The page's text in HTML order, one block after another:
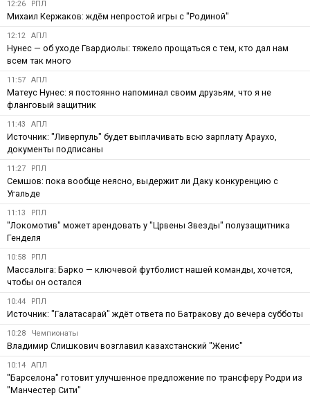
12:26 РПЛ
Михаил Кержаков: ждём непростой игры с "Родиной"
12:12 АПЛ
Нунес — об уходе Гвардиолы: тяжело прощаться с тем, кто дал нам
всем так много
11:57 АПЛ
Матеус Нунес: я постоянно напоминал своим друзьям, что я не
фланговый защитник
11:43 АПЛ
Источник: "Ливерпуль" будет выплачивать всю зарплату Араухо,
документы подписаны
11:27 РПЛ
Семшов: пока вообще неясно, выдержит ли Даку конкуренцию с
Угальде
11:13 РПЛ
"Локомотив" может арендовать у "Црвены Звезды" полузащитника
Генделя
10:58 РПЛ
Массалыга: Барко — ключевой футболист нашей команды, хочется,
чтобы он остался
10:44 РПЛ
Источник: "Галатасарай" ждёт ответа по Батракову до вечера субботы
10:28 Чемпионаты
Владимир Слишкович возглавил казахстанский "Женис"
10:14 АПЛ
"Барселона" готовит улучшенное предложение по трансферу Родри из
"Манчестер Сити"